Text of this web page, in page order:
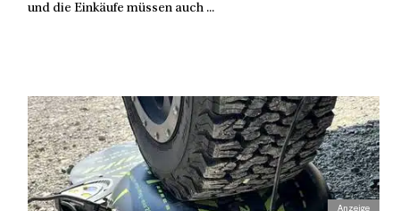
und die Einkäufe müssen auch ...